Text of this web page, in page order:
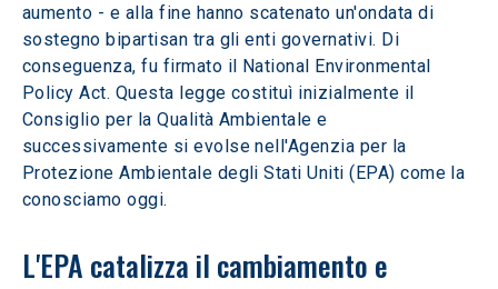
aumento - e alla fine hanno scatenato un'ondata di
sostegno bipartisan tra gli enti governativi. Di
conseguenza, fu firmato il National Environmental
Policy Act. Questa legge costituì inizialmente il
Consiglio per la Qualità Ambientale e
successivamente si evolse nell'Agenzia per la
Protezione Ambientale degli Stati Uniti (EPA) come la
conosciamo oggi.
L'EPA catalizza il cambiamento e